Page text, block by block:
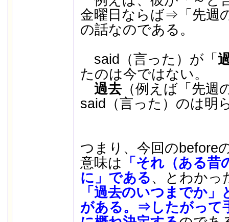
金曜日ならば⇒「先週
の話なのである。
said（言った）が「
たのは今ではない。
過去（例えば「先週
said（言った）のは明
つまり、今回のbefore
意味は 「それ（ある
に」である 、とわかっ
「過去のいつまでか
がある。⇒したがって